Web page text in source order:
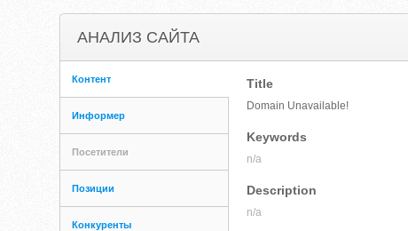
АНАЛИЗ САЙТА
Контент
Информер
Посетители
Позиции
Конкуренты
Title
Domain Unavailable!
Keywords
n/a
Description
n/a